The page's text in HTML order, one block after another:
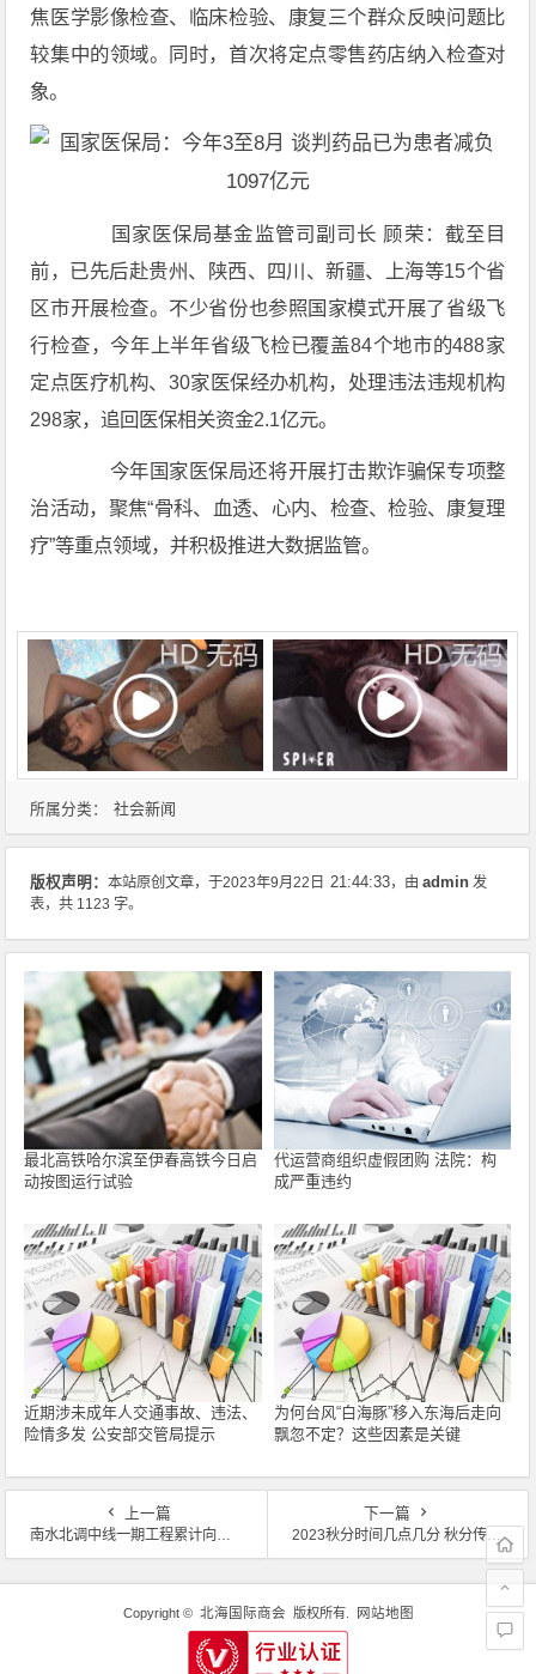
所属分类： 社会新闻
焦医学影像检查、临床检验、康复三个群众反映问题比
较集中的领域。同时，首次将定点零售药店纳入检查对
象。
国家医保局基金监管司副司长 顾荣：截至目
前，已先后赴贵州、陕西、四川、新疆、上海等15个省
区市开展检查。不少省份也参照国家模式开展了省级飞
行检查，今年上半年省级飞检已覆盖84个地市的488家
定点医疗机构、30家医保经办机构，处理违法违规机构
298家，追回医保相关资金2.1亿元。
今年国家医保局还将开展打击欺诈骗保专项整
治活动，聚焦“骨科、血透、心内、检查、检验、康复理
疗”等重点领域，并积极推进大数据监管。
版权声明：本站原创文章，于2023年9月22日 21:44:33，由admin 发
表，共 1123 字。
最北高铁哈尔滨至伊春高铁今日启
动按图运行试验
代运营商组织虚假团购 法院：构
成严重违约
近期涉未成年人交通事故、违法、
险情多发 公安部交管局提示
为何台风“白海豚”移入东海后走向
飘忽不定？这些因素是关键
上一篇
南水北调中线一期工程累计向天津供水超90亿立方米
下一篇
2023秋分时间几点几分 秋分传统习俗有哪些？秋分养生吃什么？
文章导航
Copyright © 北海国际商会 版权所有. 网站地图